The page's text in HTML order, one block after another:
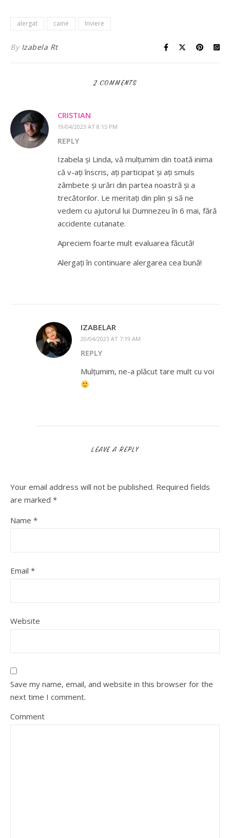
alergat caine Inviere
By Izabela Rt
2 COMMENTS
CRISTIAN
19/04/2023 AT 8:15 PM
REPLY
Izabela și Linda, vă mulțumim din toată inima
că v-ați înscris, ați participat și ați smuls
zâmbete și urări din partea noastră și a
trecătorilor. Le meritați din plin și să ne
vedem cu ajutorul lui Dumnezeu în 6 mai, fără
accidente cutanate.
Apreciem foarte mult evaluarea făcută!
Alergați în continuare alergarea cea bună!
IZABELAR
20/04/2023 AT 7:19 AM
REPLY
Mulțumim, ne-a plăcut tare mult cu voi
LEAVE A REPLY
Your email address will not be published. Required fields
are marked *
Name *
Email *
Website
Save my name, email, and website in this browser for the
next time I comment.
Comment